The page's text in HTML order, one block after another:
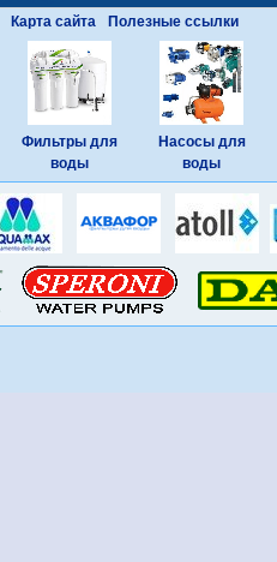
Карта сайта Полезные ссылки
Фильтры для
воды
Насосы для
воды